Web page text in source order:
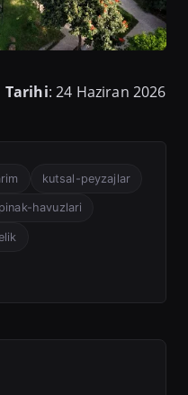
Tarihi: 24 Haziran 2026
kutsal-peyzajlar
havuzlari